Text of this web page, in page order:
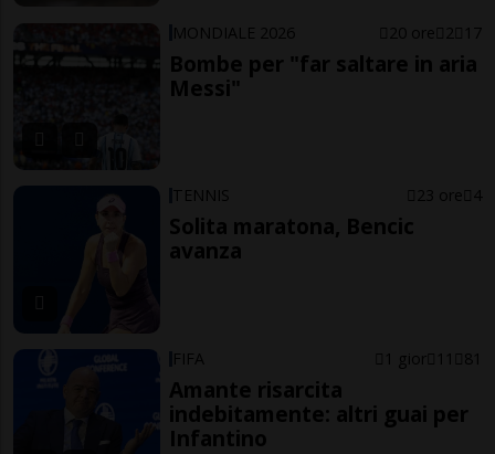
MONDIALE 2026 20 ore 2 17
Bombe per "far saltare in aria
Messi"
TENNIS 23 ore 4
Solita maratona, Bencic
avanza
FIFA 1 gior 11 81
Amante risarcita
indebitamente: altri guai per
Infantino